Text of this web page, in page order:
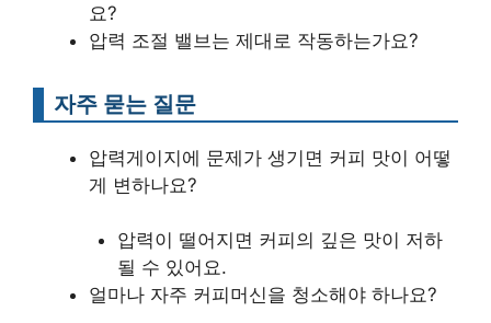
요?
압력 조절 밸브는 제대로 작동하는가요?
자주 묻는 질문
압력게이지에 문제가 생기면 커피 맛이 어떻
게 변하나요?
압력이 떨어지면 커피의 깊은 맛이 저하
될 수 있어요.
얼마나 자주 커피머신을 청소해야 하나요?